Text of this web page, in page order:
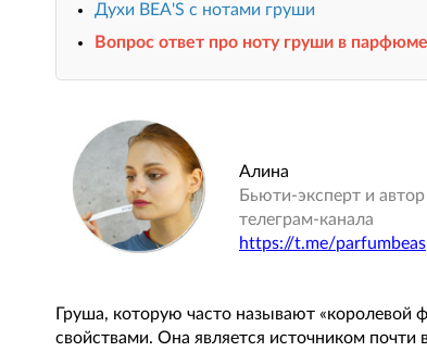
Духи BEA'S с нотами груши
Вопрос ответ про ноту груши в
Алина
Бьюти-эксперт и
телеграм-канала
https://t.me/parfumbeas
Груша, которую часто называют «королевой
свойствами. Она является источником